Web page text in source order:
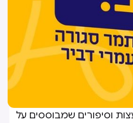
וסיפורים שמבוססים על